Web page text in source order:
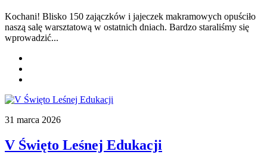
Kochani! Blisko 150 zajączków i jajeczek makramowych opuściło
naszą salę warsztatową w ostatnich dniach. Bardzo staraliśmy się
wprowadzić...
31 marca 2026
V Święto Leśnej Edukacji